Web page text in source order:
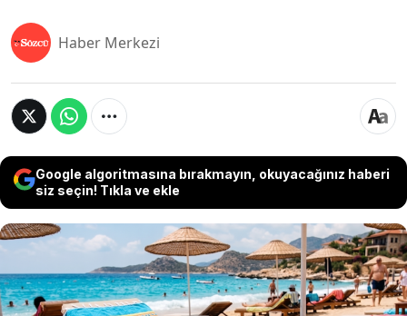
Haber Merkezi
Google algoritmasına bırakmayın, okuyacağınız haberi
siz seçin! Tıkla ve ekle
Almanya’da bir turistin Yunanistan tatilinde
şezlongların havlularla erken saatlerde